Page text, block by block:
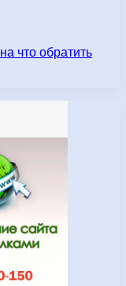
что обратить